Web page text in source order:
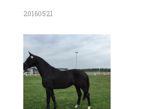
20160521